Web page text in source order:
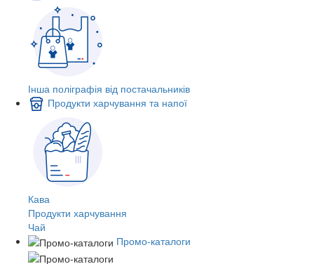
Інша поліграфія від постачальників
Продукти харчування та напої
Кава
Продукти харчування
Чай
Промо-каталоги